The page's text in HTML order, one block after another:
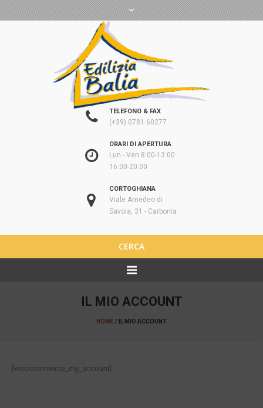
TELEFONO & FAX
(+39) 0781 60277
ORARI DI APERTURA
Lun - Ven 8:00-13:00
16:00-20:00
CORTOGHIANA
Viale Amedeo di
Savoia, 31 - Carbonia
CERCA
IL MIO ACCOUNT
HOME/ IL MIO ACCOUNT
[woocommerce_my_account]